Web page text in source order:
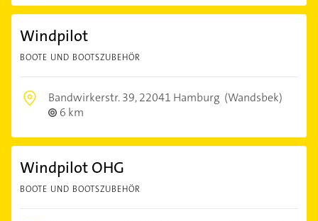
Windpilot
BOOTE UND BOOTSZUBEHÖR
Bandwirkerstr. 39,22041 Hamburg (Wandsbek)
6 km
Windpilot OHG
BOOTE UND BOOTSZUBEHÖR